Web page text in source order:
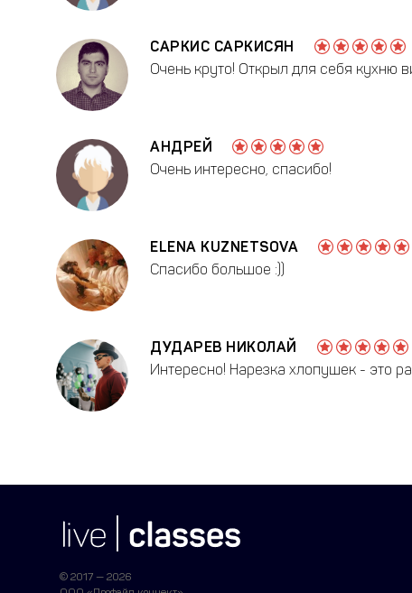
САРКИС САРКИСЯН
Очень круто! Открыл для себя кухню
АНДРЕЙ
Очень интересно, спасибо!
ELENA KUZNETSOVA
Спасибо большое :))
ДУДАРЕВ НИКОЛАЙ
Интересно! Нарезка хлопушек - это
© 2017 — 2026